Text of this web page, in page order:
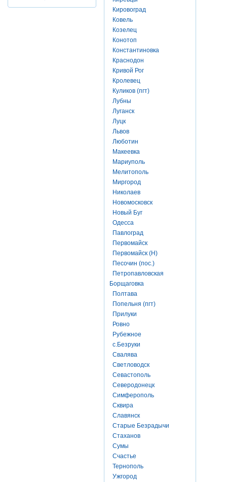
Кировоград
Ковель
Козелец
Конотоп
Константиновка
Краснодон
Кривой Рог
Кролевец
Куликов (пгт)
Лубны
Луганск
Луцк
Львов
Люботин
Макеевка
Мариуполь
Мелитополь
Миргород
Николаев
Новомосковск
Новый Буг
Одесса
Павлоград
Первомайск
Первомайск (Н)
Песочин (пос.)
Петропавловская
Борщаговка
Полтава
Попельня (пгт)
Прилуки
Ровно
Рубежное
с.Безруки
Свалява
Светловодск
Севастополь
Северодонецк
Симферополь
Сквира
Славянск
Старые Безрадычи
Стаханов
Сумы
Счастье
Тернополь
Ужгород